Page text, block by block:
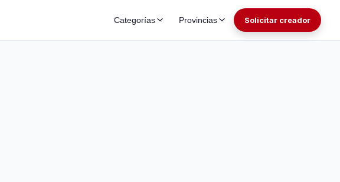
Categorías Provincias Solicitar creador